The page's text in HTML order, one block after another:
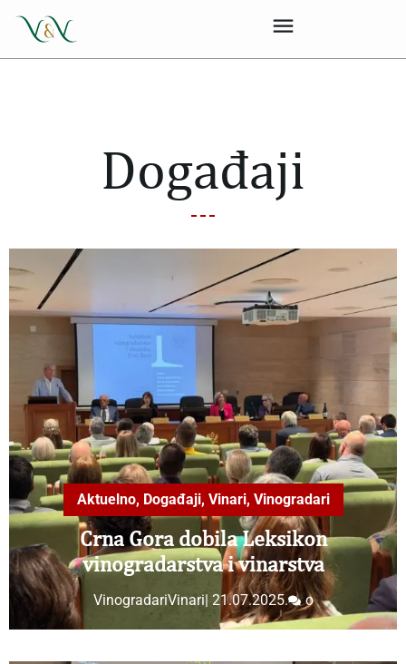
Događaji
Aktuelno, Događaji, Vinari, Vinogradari
Crna Gora dobila Leksikon
vinogradarstva i vinarstva
VinogradariVinari| 21.07.2025. o